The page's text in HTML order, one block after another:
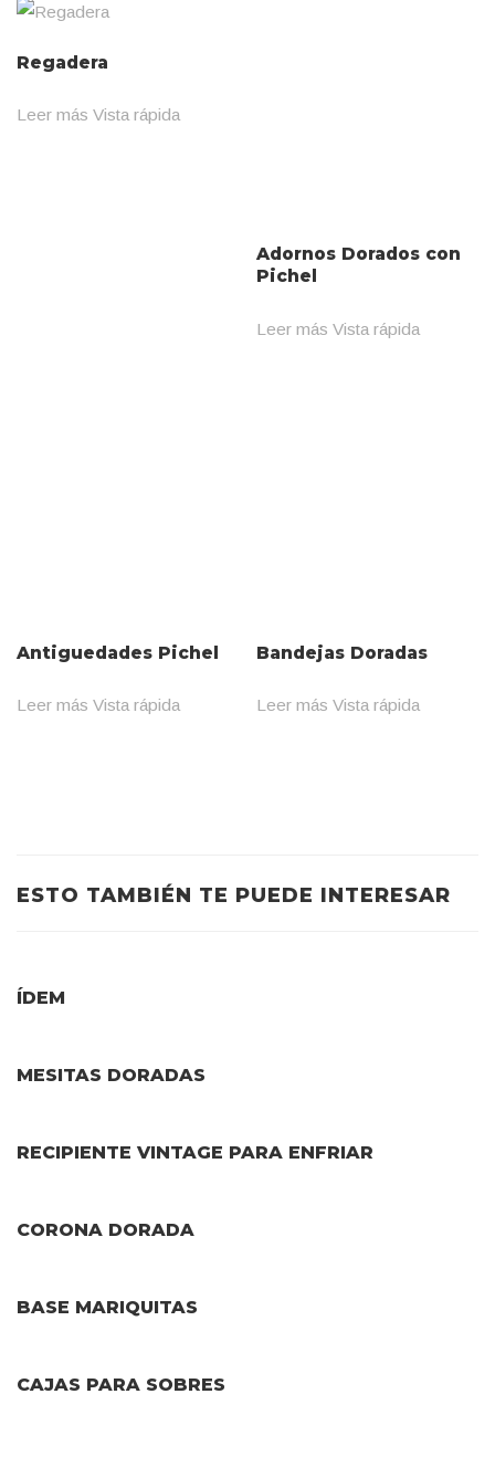
Regadera
Leer más Vista rápida
Adornos Dorados con
Pichel
Leer más Vista rápida
Antiguedades Pichel
Leer más Vista rápida
Bandejas Doradas
Leer más Vista rápida
ESTO TAMBIÉN TE PUEDE INTERESAR
ÍDEM
MESITAS DORADAS
RECIPIENTE VINTAGE PARA ENFRIAR
CORONA DORADA
BASE MARIQUITAS
CAJAS PARA SOBRES